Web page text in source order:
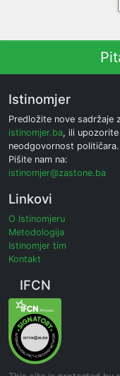
Istinomjer
Predložite nove sadržaje
istinomjer.ba, ili upozorite
neodgovornost političara.
Pišite nam na:
istinomjer@zastone.ba
Linkovi
O Istinomjeru
Metodologija
Istinomjer tim
Kontakt
IFCN